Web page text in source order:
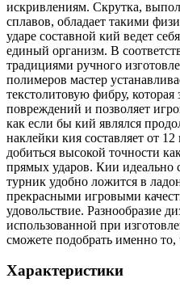
искривлениям. Скрутка,
сплавов, обладает такими
ударе составной кий ведет
единый организм. В
традициями ручного
полимеров мастер
текстолитовую фибру,
повреждений и позволяет
как если бы кий являлся
наклейки кия составляет от
добиться высокой точности
прямых ударов. Кии идеально
турник удобно ложится в
прекрасными игровыми
удовольствие. Разнообразие
использованной при
сможете подобрать именно
Характеристики